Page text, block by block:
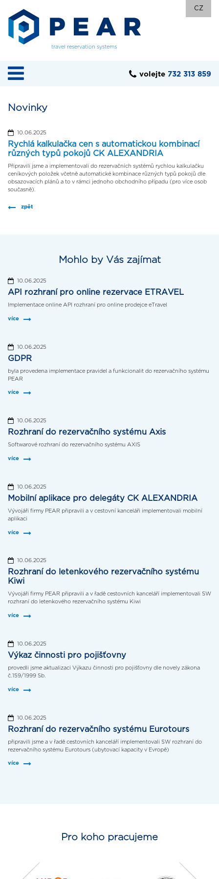
travel reservation systems
CZ
volejte 732 313 859
Novinky
10.06.2025
Rychlá kalkulačka cen s automatickou kombinací
různých typů pokojů CK ALEXANDRIA
Připravili jsme a implementovali do rezervačních systémů rychlou kalkulačku
ceníkových položek včetně automatické kombinace různých typů pokojů dle
obsazovacích plánů a to v rámci jednoho obchodního případu (pro více osob
současně).
zpět
Mohlo by Vás zajímat
10.06.2025
API rozhraní pro online rezervace ETRAVEL
Implementace online API rozhraní pro online prodejce eTravel
více
10.06.2025
GDPR
byla provedena implementace pravidel a funkcionalit do rezervačního systému
PEAR
více
10.06.2025
Rozhraní do rezervačního systému Axis
Softwarové rozhraní do rezervačního systému AXIS
více
10.06.2025
Mobilní aplikace pro delegáty CK ALEXANDRIA
Vývojáři firmy PEAR připravili a v cestovní kanceláři implementovali mobilní
aplikaci
více
10.06.2025
Rozhraní do letenkového rezervačního systému
Kiwi
Vývojáři firmy PEAR připravili a v řadě cestovních kanceláří implementovali SW
rozhraní do letenkového rezervačního systému Kiwi
více
10.06.2025
Výkaz činnosti pro pojišťovny
provedli jsme aktualizaci Výkazu činnosti pro pojišťovny dle novely zákona
č.159/1999 Sb.
více
10.06.2025
Rozhraní do rezervačního systému Eurotours
připravili jsme a v řadě cestovních kanceláří implementovali SW rozhraní do
rezervačního systému Eurotours (ubytovací kapacity v Evropě)
více
Pro koho pracujeme